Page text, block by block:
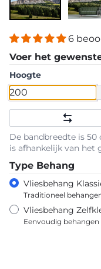
6
Voer het
Hoogte
De bandbreedte is
is afhankelijk van het
Type Behang
Vliesbehang
Traditioneel
Vliesbehang
Eenvoudig